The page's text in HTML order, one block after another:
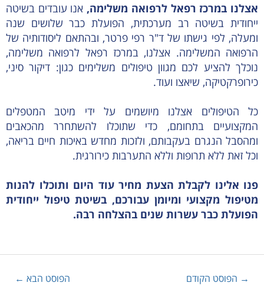
אצלנו במרכז רפאל לרפואה משלימה, אנו עובדים בשיטה
ייחודית בשיטה רב מערכתית, הפועלת כבר שלושים שנה
ומעלה, לפי גישתו של ד"ר רפי פרטר, ובהתאם ליסודותיה של
הרפואה המשלימה. אצלנו, במרכז רפאל לרפואה משלימה,
נוכלך להציע לכם מגוון טיפולים משלימים כגון: דיקור סיני,
כירופרקטיקה, שיאצו ועוד.
כל הטיפולים אצלנו מיושמים על ידי מיטב המטפלים
המקצועיים בתחומם, כדי שתוכלו להשתחרר מהכאבים
ומהסבל הנגרם בעקבותם, ולזכות מחדש באיכות חיים בריאה,
וכל זאת ללא תרופות וללא התערבות כירורגית.
פנו אלינו לקבלת הצעת מחיר עוד היום ותוכלו להנות
מטיפול מקצועי ומיומן עבורכם, בשיטת טיפול ייחודית
הפועלת כבר עשרות שנים בהצלחה רבה.
→ הפוסט הקודם הפוסט הבא ←